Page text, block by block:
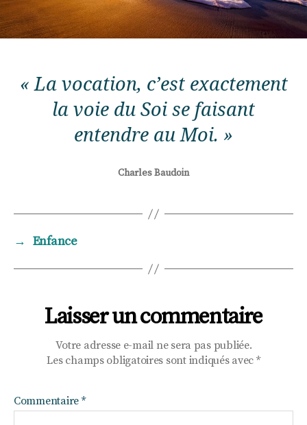
« La vocation, c’est exactement
la voie du Soi se faisant
entendre au Moi. »
Charles Baudoin
→ Enfance
Laisser un commentaire
Votre adresse e-mail ne sera pas publiée.
Les champs obligatoires sont indiqués avec *
Commentaire *